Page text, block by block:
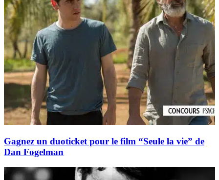
Gagnez un duoticket pour le film “Seule la vie” de
Dan Fogelman